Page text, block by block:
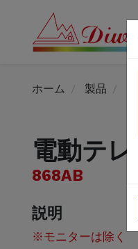
ホーム 製品
電動テレ
868AB
説明
※モニターは除く